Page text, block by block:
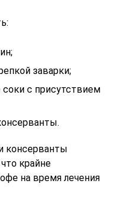
заварки;
с присутствием
консерванты
крайне
на время лечения